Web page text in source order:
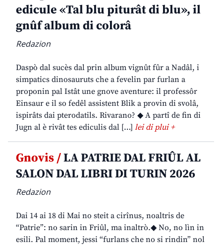
edicule «Tal blu piturât di blu», il
gnûf album di colorâ
Redazion
Daspò dal sucès dal prin album vignût fûr a Nadâl, i
simpatics dinosauruts che a fevelin par furlan a
proponin pal Istât une gnove aventure: il professôr
Einsaur e il so fedêl assistent Blik a provin di svolâ,
ispirâts dai pterodatils. Rivarano? ◆ A partî de fin di
Jugn al è rivât tes ediculis dal […] lei di plui +
Gnovis /LA PATRIE DAL FRIÛL AL
SALON DAL LIBRI DI TURIN 2026
Redazion
Dai 14 ai 18 di Mai no steit a cirînus, noaltris de
“Patrie”: no sarin in Friûl, ma inaltrò.◆ No, no lìn in
esili. Pal moment, jessi “furlans che no si rindin” nol